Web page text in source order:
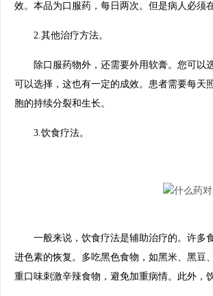
效。本品为口服药，每日两次。但是病人必须
2.其他治疗方法。
除口服药物外，还需要外用软膏。您可以
可以选择，这也有一定的成效。患者需要每天
胞的持续分裂和生长。
3.饮食疗法。
一般来说，饮食疗法是辅助治疗的。许多
进色素的恢复。多吃黑色食物，如黑米、黑豆
重口味刺激辛辣食物，避免加重病情。此外，